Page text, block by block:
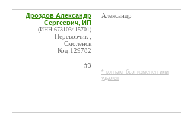
Дроздов Александр
Сергеевич, ИП
(ИНН:673103415701)
Перевозчик ,
Смоленск
Код:129782
#3
Александр
* контакт был изменен или
удален